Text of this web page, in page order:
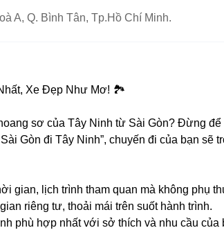
A, Q. Bình Tân, Tp.Hồ Chí Minh.
Xe Đẹp Như Mơ! 🏞️
sơ của Tây Ninh từ Sài Gòn? Đừng
Gòn đi Tây Ninh”, chuyến đi của bạn sẽ
gian, lịch trình tham quan mà không phụ
riêng tư, thoải mái trên suốt hành trình.
phù hợp nhất với sở thích và nhu cầu của